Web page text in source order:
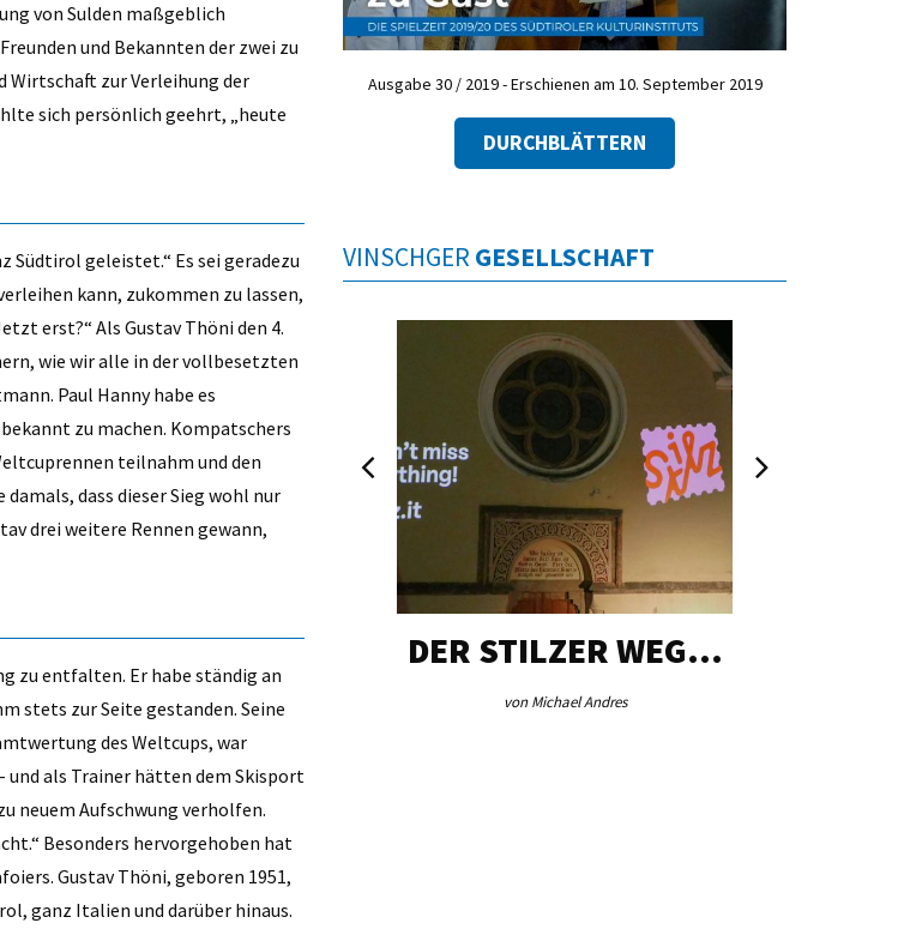
von Sulden maßgeblich
und Bekannten der zwei zu
Wirtschaft zur Verleihung der
sich persönlich geehrt, „heute
Südtirol geleistet.“ Es sei geradezu
kann, zukommen zu lassen,
erst?“ Als Gustav Thöni den 4.
wie wir alle in der vollbesetzten
Paul Hanny habe es
zu machen. Kompatschers
teilnahm und den
dass dieser Sieg wohl nur
drei weitere Rennen gewann,
zu entfalten. Er habe ständig an
stets zur Seite gestanden. Seine
des Weltcups, war
als Trainer hätten dem Skisport
neuem Aufschwung verholfen.
Besonders hervorgehoben hat
Gustav Thöni, geboren 1951,
ganz Italien und darüber hinaus.
Ausgabe 30 / 2019 - Erschienen am 10. September 2019
DURCHBLÄTTERN
VINSCHGER GESELLSCHAFT
DER STILZER WEG…
von Michael Andres